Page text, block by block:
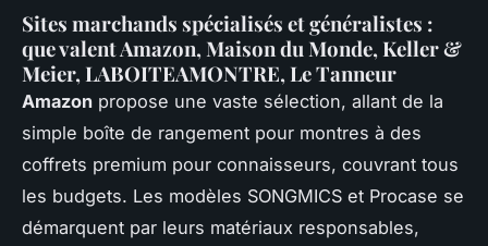
Sites marchands spécialisés et généralistes :
que valent Amazon, Maison du Monde, Keller &
Meier, LABOITEAMONTRE, Le Tanneur
Amazon propose une vaste sélection, allant de la
simple boîte de rangement pour montres à des
coffrets premium pour connaisseurs, couvrant tous
les budgets. Les modèles SONGMICS et Procase se
démarquent par leurs matériaux responsables,